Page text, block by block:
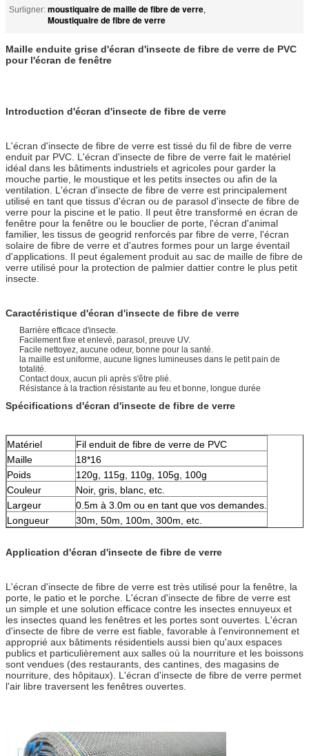
Surligner: moustiquaire de maille de fibre de verre,
Moustiquaire de fibre de verre
Maille enduite grise d'écran d'insecte de fibre de verre de PVC
pour l'écran de fenêtre
Introduction d'écran d'insecte de fibre de verre
L'écran d'insecte de fibre de verre est tissé du fil de fibre de verre
enduit par PVC. L'écran d'insecte de fibre de verre fait le matériel
idéal dans les bâtiments industriels et agricoles pour garder la
mouche partie, le moustique et les petits insectes ou afin de la
ventilation. L'écran d'insecte de fibre de verre est principalement
utilisé en tant que tissus d'écran ou de parasol d'insecte de fibre de
verre pour la piscine et le patio. Il peut être transformé en écran de
fenêtre pour la fenêtre ou le bouclier de porte, l'écran d'animal
familier, les tissus de geogrid renforcés par fibre de verre, l'écran
solaire de fibre de verre et d'autres formes pour un large éventail
d'applications. Il peut également produit au sac de maille de fibre de
verre utilisé pour la protection de palmier dattier contre le plus petit
insecte.
Caractéristique d'écran d'insecte de fibre de verre
Barrière efficace d'insecte.
Facilement fixe et enlevé, parasol, preuve UV.
Facile nettoyez, aucune odeur, bonne pour la santé.
la maille est uniforme, aucune lignes lumineuses dans le petit pain de
totalité.
Contact doux, aucun pli après s'être plié.
Résistance à la traction résistante au feu et bonne, longue durée
Spécifications d'écran d'insecte de fibre de verre
Matériel
Fil enduit de fibre de verre de PVC
Maille
18*16
Poids
120g, 115g, 110g, 105g, 100g
Couleur
Noir, gris, blanc, etc.
Largeur
0.5m à 3.0m ou en tant que vos demandes.
Longueur
30m, 50m, 100m, 300m, etc.
Application d'écran d'insecte de fibre de verre
L'écran d'insecte de fibre de verre est très utilisé pour la fenêtre, la
porte, le patio et le porche. L'écran d'insecte de fibre de verre est
un simple et une solution efficace contre les insectes ennuyeux et
les insectes quand les fenêtres et les portes sont ouvertes. L'écran
d'insecte de fibre de verre est fiable, favorable à l'environnement et
approprié aux bâtiments résidentiels aussi bien qu'aux espaces
publics et particulièrement aux salles où la nourriture et les boissons
sont vendues (des restaurants, des cantines, des magasins de
nourriture, des hôpitaux). L'écran d'insecte de fibre de verre permet
l'air libre traversent les fenêtres ouvertes.